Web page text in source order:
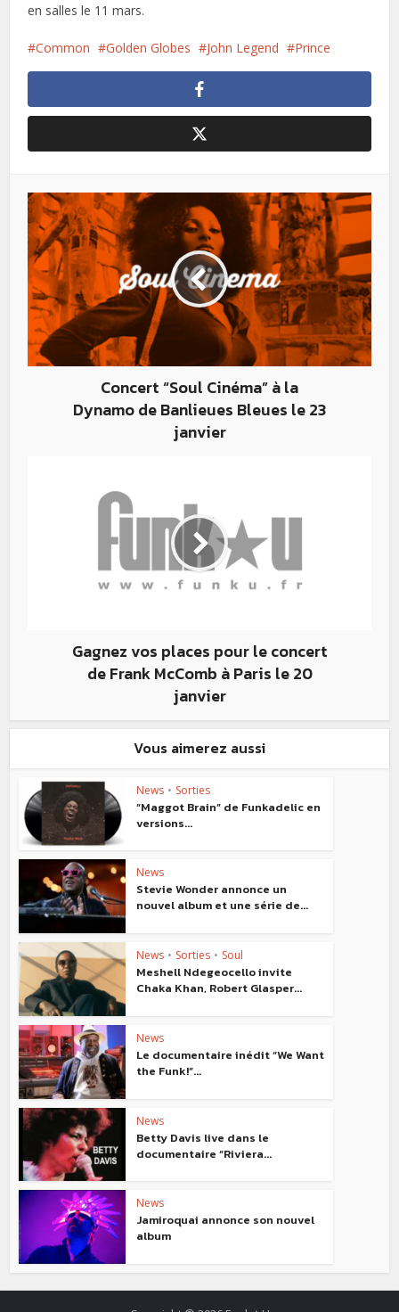
en salles le 11 mars.
Common Golden Globes John Legend Prince
Concert “Soul Cinéma” à la
Dynamo de Banlieues Bleues le 23
janvier
Gagnez vos places pour le concert
de Frank McComb à Paris le 20
janvier
Vous aimerez aussi
News • Sorties
“Maggot Brain” de Funkadelic en
versions...
News
Stevie Wonder annonce un
nouvel album et une série de...
News • Sorties • Soul
Meshell Ndegeocello invite
Chaka Khan, Robert Glasper...
News
Le documentaire inédit “We Want
the Funk!”...
News
Betty Davis live dans le
documentaire “Riviera...
News
Jamiroquai annonce son nouvel
album